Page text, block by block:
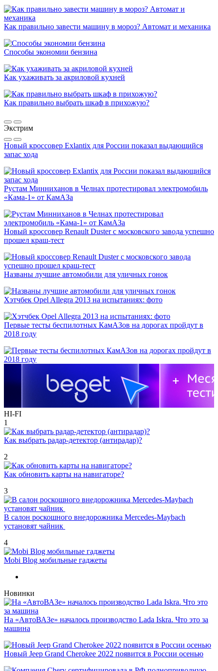
Как правильно завести машину в мороз? Автомат и механика
Способы экономии бензина
Как ухаживать за акриловой кухней
Как правильно выбрать шкаф в прихожую?
Экстрим
Новый кроссовер Exlantix для России показал выдающийся
запас хода
Рустам Минниханов в Челнах протестировал электромобиль
«Кама-1» от КамАЗа
Новый кроссовер Renault Duster с московского завода успешно
прошел краш-тест
Названы лучшие автомобили для уличных гонок
Хэтчбек Opel Allegra 2013 на испытаниях: фото
Первые тесты беспилотных КамАЗов на дорогах пройдут в
2018 году
HI-FI
1
Как выбрать радар-детектор (антирадар)?
2
Как обновить карты на навигаторе?
3
В салон роскошного внедорожника Mercedes-Maybach
установят чайник
4
Mobi Blog мобильные гаджеты
Новинки
На «АвтоВАЗе» началось производство Lada Iskra. Что это за
машина
Новый Jeep Grand Cherokee 2022 появится в России осенью